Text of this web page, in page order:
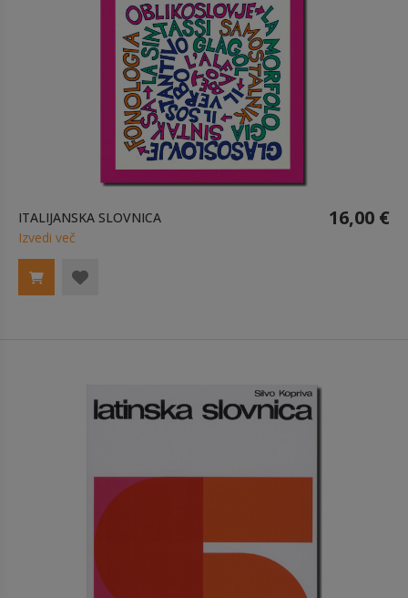
ITALIJANSKA SLOVNICA 16,00 €
Izvedi več